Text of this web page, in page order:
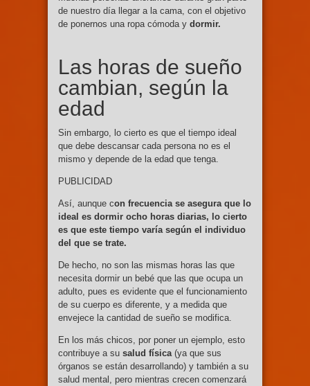
de nuestro día llegar a la cama, con el objetivo
de ponernos una ropa cómoda y dormir.
Las horas de sueño
cambian, según la
edad
Sin embargo, lo cierto es que el tiempo ideal
que debe descansar cada persona no es el
mismo y depende de la edad que tenga.
PUBLICIDAD
Así, aunque con frecuencia se asegura que lo
ideal es dormir ocho horas diarias, lo cierto
es que este tiempo varía según el individuo
del que se trate.
De hecho, no son las mismas horas las que
necesita dormir un bebé que las que ocupa un
adulto, pues es evidente que el funcionamiento
de su cuerpo es diferente, y a medida que
envejece la cantidad de sueño se modifica.
En los más chicos, por poner un ejemplo, esto
contribuye a su salud física (ya que sus
órganos se están desarrollando) y también a su
salud mental, pero mientras crecen comenzará